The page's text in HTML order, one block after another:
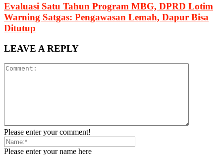
Evaluasi Satu Tahun Program MBG, DPRD Lotim
Warning Satgas: Pengawasan Lemah, Dapur Bisa
Ditutup
LEAVE A REPLY
Please enter your comment!
Please enter your name here